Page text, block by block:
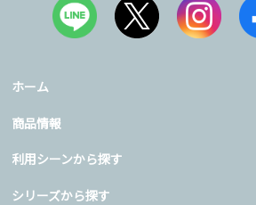
ホーム
商品情報
利用シーンから探す
シリーズから探す